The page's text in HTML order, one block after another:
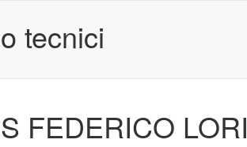
tecnici
FEDERICO LORI